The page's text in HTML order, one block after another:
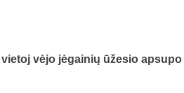
vėjo jėgainių ūžesio